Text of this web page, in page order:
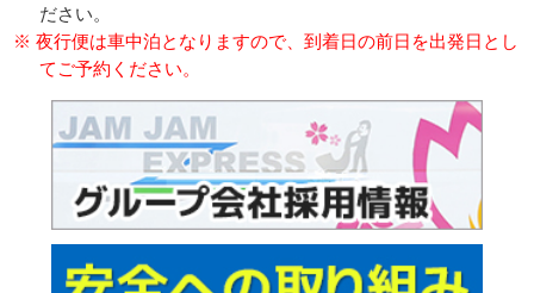
ださい。
※ 夜行便は車中泊となりますので、到着日の前日を出発日とし
てご予約ください。